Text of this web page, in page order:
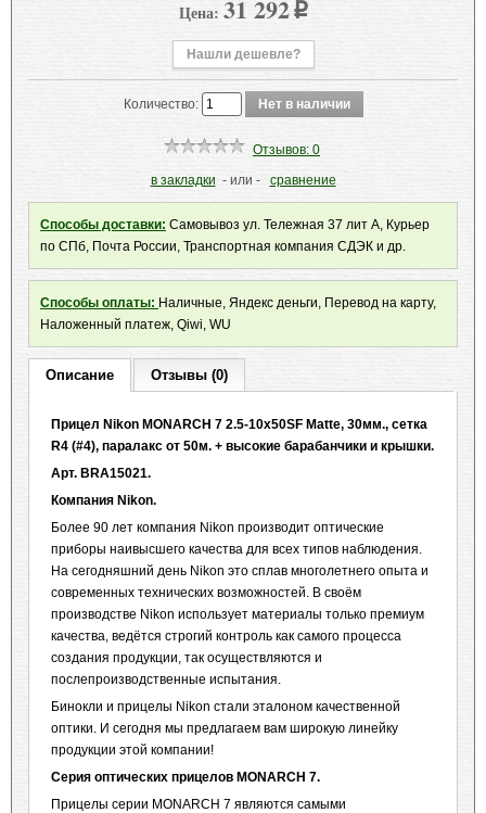
Цена: 31 292p
Нашли дешевле?
Количество:
Отзывов: 0
в закладки - или - сравнение
Способы доставки: Самовывоз ул. Тележная 37 лит А, Курьер
по СПб, Почта России, Транспортная компания СДЭК и др.
Способы оплаты: Наличные, Яндекс деньги, Перевод на карту,
Наложенный платеж, Qiwi, WU
Описание Отзывы (0)
Прицел Nikon MONARCH 7 2.5-10х50SF Matte, 30мм., сетка
R4 (#4), паралакс от 50м. + высокие барабанчики и крышки.
Арт. BRA15021.
Компания Nikon.
Более 90 лет компания Nikon производит оптические
приборы наивысшего качества для всех типов наблюдения.
На сегодняшний день Nikon это сплав многолетнего опыта и
современных технических возможностей. В своём
производстве Nikon использует материалы только премиум
качества, ведётся строгий контроль как самого процесса
создания продукции, так осуществляются и
послепроизводственные испытания.
Бинокли и прицелы Nikon стали эталоном качественной
оптики. И сегодня мы предлагаем вам широкую линейку
продукции этой компании!
Серия оптических прицелов MONARCH 7.
Прицелы серии MONARCH 7 являются самыми